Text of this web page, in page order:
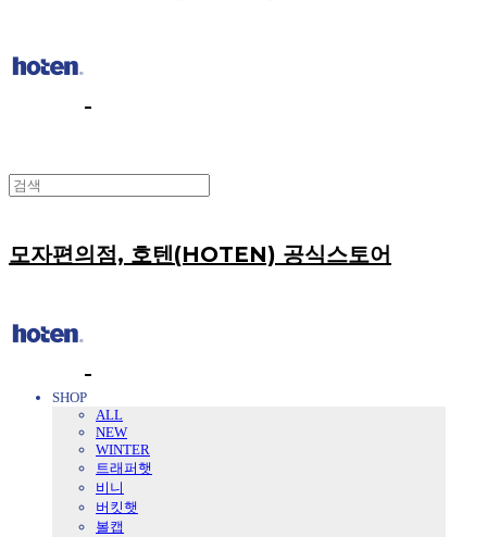
모자편의점, 호텐(HOTEN) 공식스토어
SHOP
ALL
NEW
WINTER
트래퍼햇
비니
버킷햇
볼캡